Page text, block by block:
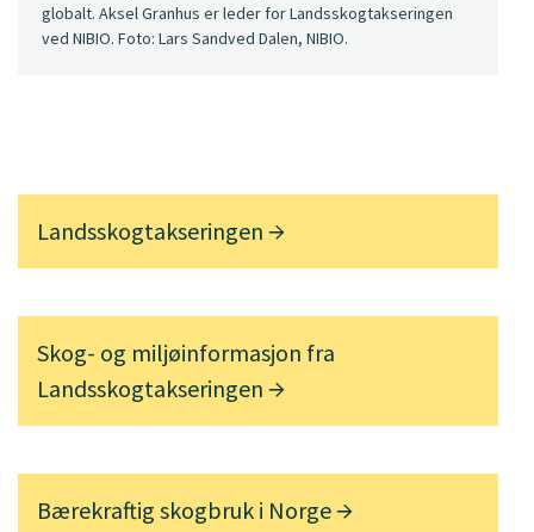
globalt. Aksel Granhus er leder for Landsskogtakseringen
ved NIBIO. Foto: Lars Sandved Dalen, NIBIO.
Landsskogtakseringen
Skog- og miljøinformasjon fra
Landsskogtakseringen
Bærekraftig skogbruk i Norge